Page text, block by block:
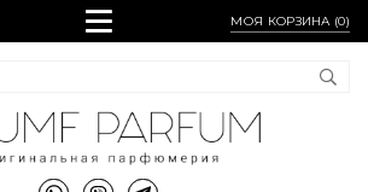
МОЯ КОРЗИНА (0)